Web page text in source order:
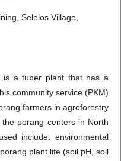
Selelos Village,
is a tuber plant that has a
community service (PKM)
farmers in agroforestry
porang centers in North
include: environmental
plant life (soil pH, soil